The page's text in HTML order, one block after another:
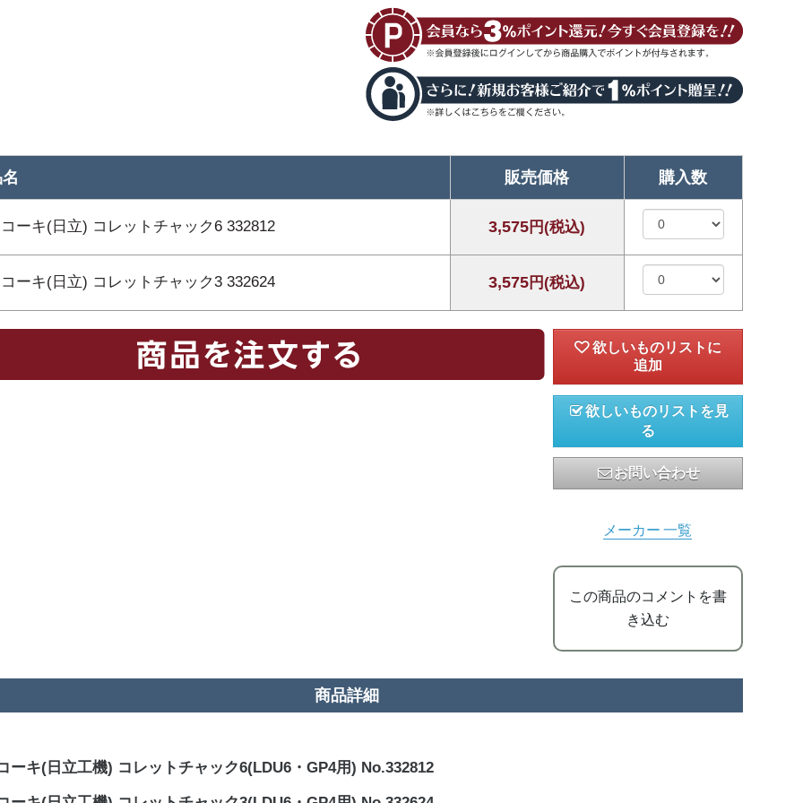
販売価格 購入数
ーキ(日立) コレットチャック6 332812 3,575円(税込)
ーキ(日立) コレットチャック3 332624 3,575円(税込)
欲しいものリストを見
る
お問い合わせ
メーカー 一覧
この商品のコメントを書
き込む
商品詳細
ーキ(日立工機) コレットチャック6(LDU6・GP4用) No.332812